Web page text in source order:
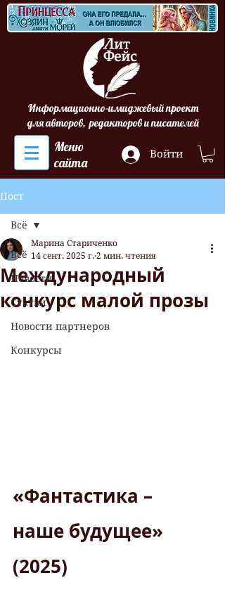
Информационно-имиджевый проект
для авторов, редакторов и писателей
Меню
сайта
Войти
Пост
Всё
Новости
Статьи
Новости партнеров
Конкурсы
Всё
Международный
конкурс малой прозы
Марина Стариченко
14 сент. 2025 г. 2 мин. чтения
«Фантастика –
наше будущее»
(2025)